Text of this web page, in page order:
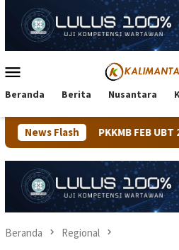
konten
Mobile
Beranda Berita Nusantara
News Flash
FEB UBT 2026 Diikuti 348
Beranda Regional